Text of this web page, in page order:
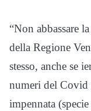
“Non abbassare
della Regione
stesso, anche se
numeri del Covid
impennata